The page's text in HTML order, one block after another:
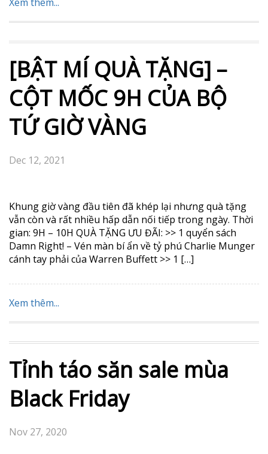
[BẬT MÍ QUÀ TẶNG] –
CỘT MỐC 9H CỦA BỘ
TỨ GIỜ VÀNG
Dec 12, 2021
Khung giờ vàng đầu tiên đã khép lại nhưng quà tặng
vẫn còn và rất nhiều hấp dẫn nối tiếp trong ngày. Thời
gian: 9H – 10H QUÀ TẶNG ƯU ĐÃI: >> 1 quyển sách
Damn Right! – Vén màn bí ẩn về tỷ phú Charlie Munger
cánh tay phải của Warren Buffett >> 1 […]
Xem thêm...
Tỉnh táo săn sale mùa
Black Friday
Nov 27, 2020